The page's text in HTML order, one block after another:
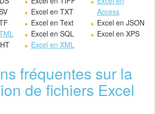
Excel en TXT
Excel en Text
Excel en SQL
Excel en XML
Access
Excel en JSON
Excel en XPS
fréquentes sur la
de fichiers Excel